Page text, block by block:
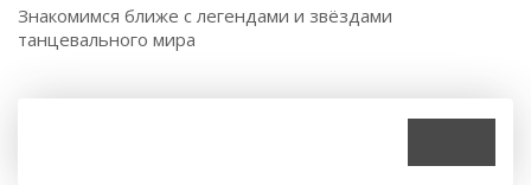
Знакомимся ближе с легендами и звёздами
танцевального мира